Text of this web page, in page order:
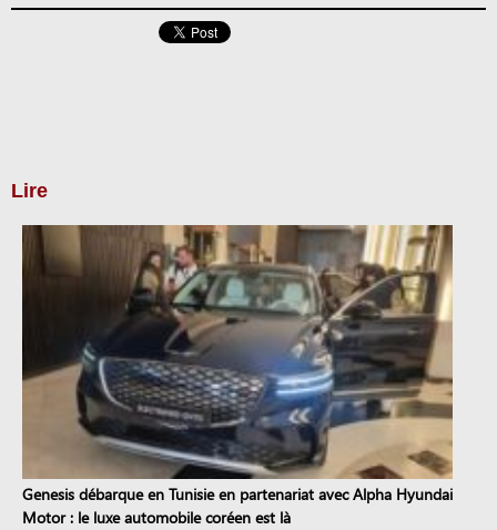
Lire
Genesis débarque en Tunisie en partenariat avec Alpha Hyundai
Motor : le luxe automobile coréen est là